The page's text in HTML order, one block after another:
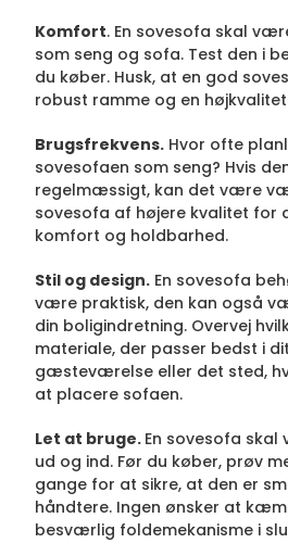
Komfort. En sovesofa skal
som seng og sofa. Test den i
du køber. Husk, at en god
robust ramme og en
Brugsfrekvens. Hvor ofte
sovesofaen som seng? Hvis
regelmæssigt, kan det være
sovesofa af højere kvalitet for
komfort og holdbarhed.
Stil og design. En sovesofa
være praktisk, den kan også
din boligindretning. Overvej
materiale, der passer bedst i
gæsteværelse eller det sted,
at placere sofaen.
Let at bruge. En sovesofa
ud og ind. Før du køber, prøv
gange for at sikre, at den er
håndtere. Ingen ønsker at
besværlig foldemekanisme i